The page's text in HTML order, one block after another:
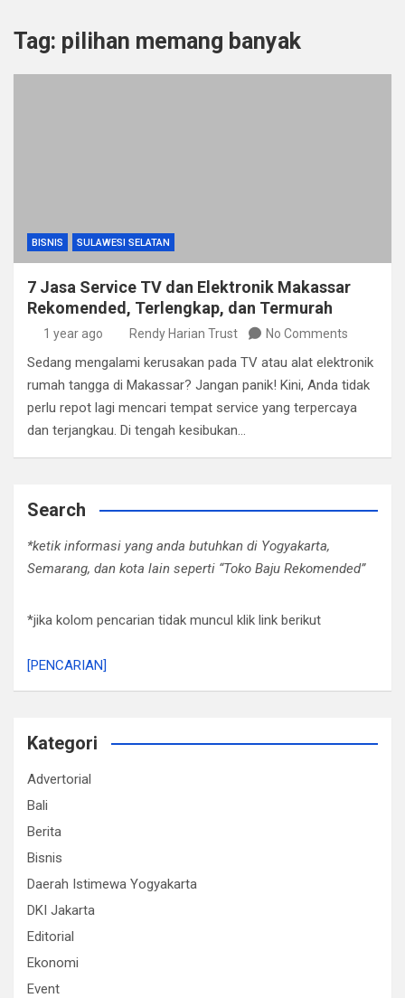
Tag: pilihan memang banyak
BISNIS SULAWESI SELATAN
7 Jasa Service TV dan Elektronik Makassar
Rekomended, Terlengkap, dan Termurah
1 year ago Rendy Harian Trust No Comments
Sedang mengalami kerusakan pada TV atau alat elektronik
rumah tangga di Makassar? Jangan panik! Kini, Anda tidak
perlu repot lagi mencari tempat service yang terpercaya
dan terjangkau. Di tengah kesibukan…
Search
*ketik informasi yang anda butuhkan di Yogyakarta,
Semarang, dan kota lain seperti “Toko Baju Rekomended”
*jika kolom pencarian tidak muncul klik link berikut
[PENCARIAN]
Kategori
Advertorial
Bali
Berita
Bisnis
Daerah Istimewa Yogyakarta
DKI Jakarta
Editorial
Ekonomi
Event